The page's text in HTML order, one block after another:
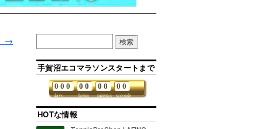
→
手賀沼エコマラソンスタートまで
days
0 0 0
hours
0 0
minutes
0 0
seconds
0 0
HOTな情報